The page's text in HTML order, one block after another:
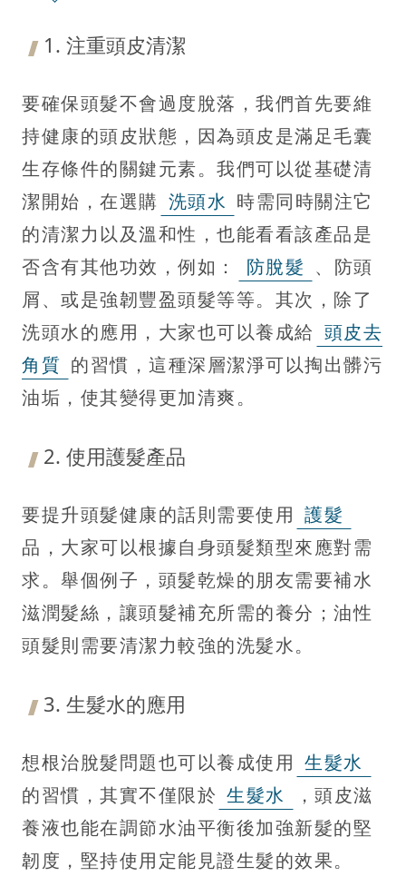
1. 注重頭皮清潔
要確保頭髮不會過度脫落，我們首先要維
持健康的頭皮狀態，因為頭皮是滿足毛囊
生存條件的關鍵元素。我們可以從基礎清
潔開始，在選購 洗頭水 時需同時關注它
的清潔力以及溫和性，也能看看該產品是
否含有其他功效，例如：
防脫髮 、防頭
屑、或是強韌豐盈頭髮等等。其次，除了
洗頭水的應用，大家也可以養成給 頭皮去
角質 的習慣，這種深層潔淨可以掏出髒污
油垢，使其變得更加清爽。
2. 使用護髮產品
要提升頭髮健康的話則需要使用 護髮
品，大家可以根據自身頭髮類型來應對需
求。舉個例子，頭髮乾燥的朋友需要補水
滋潤髮絲，讓頭髮補充所需的養分；油性
頭髮則需要清潔力較強的洗髮水。
3. 生髮水的應用
想根治脫髮問題也可以養成使用 生髮水
的習慣，其實不僅限於 生髮水
，頭皮滋
養液也能在調節水油平衡後加強新髮的堅
韌度，堅持使用定能見證生髮的效果。